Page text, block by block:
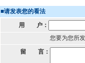
■请发表您的看法
用 户：
您要为您所
留 言：